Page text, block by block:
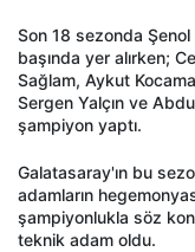
Son 18 sezonda Şenol
başında yer alırken;
Sağlam, Aykut
Sergen Yalçın ve
şampiyon yaptı.
Galatasaray'ın bu
adamların
şampiyonlukla söz
teknik adam oldu.